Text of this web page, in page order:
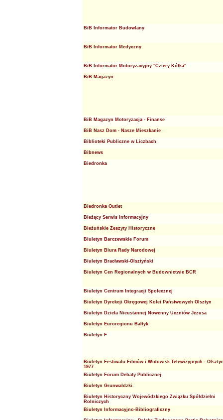
BiB Informator Budowlany
BiB Informator Medyczny
BiB Informator Motoryzacyjny "Cztery Kółka"
BiB Magazyn
BiB Magazyn Motoryzacja - Finanse
BiB Nasz Dom - Nasze Mieszkanie
Biblioteki Publiczne w Liczbach
Bibnews
Biedronka
Biedronka Outlet
Bieżący Serwis Informacyjny
Bieżuńskie Zeszyty Historyczne
Biuletyn Barczewskie Forum
Biuletyn Biura Rady Narodowej
Biuletyn Bracławski-Olsztyński
Biuletyn Cen Regionalnych w Budownictwie BCR
Biuletyn Centrum Integracji Społecznej
Biuletyn Dyrekcji Okręgowej Kolei Państwowych Olsztyn
Biuletyn Dzieła Nieustannej Nowenny Uczniów Jezusa
Biuletyn Euroregionu Bałtyk
Biuletyn F
Biuletyn Festiwalu Filmów i Widowisk Telewizyjnych -
1977
Biuletyn Forum Debaty Publicznej
Biuletyn Grunwaldzki.
Biuletyn Historyczny Wojewódzkiego Związku Spółdzielni
Rolniczych
Biuletyn Informacyjno-Bibliograficzny